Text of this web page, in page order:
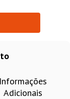
Informações
Adicionais